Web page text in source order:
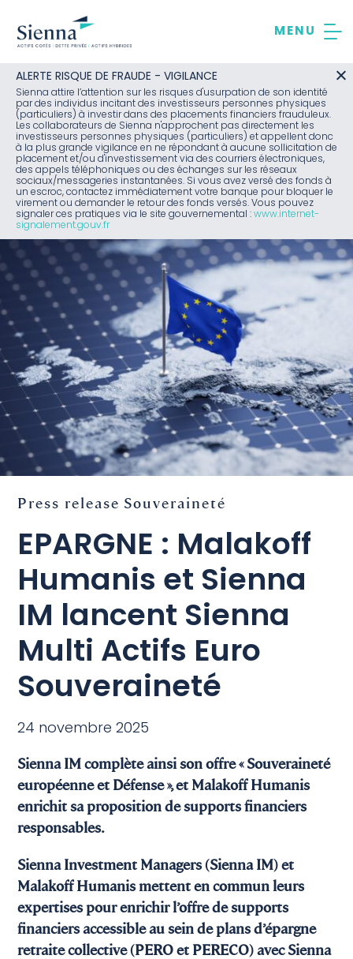
contenu
ALERTE RISQUE DE FRAUDE - VIGILANCE
Sienna attire l’attention sur les risques d'usurpation de son identité
par des individus incitant des investisseurs personnes physiques
(particuliers) à investir dans des placements financiers frauduleux.
Les collaborateurs de Sienna n'approchent pas directement les
investisseurs personnes physiques (particuliers) et appellent donc
à la plus grande vigilance en ne répondant à aucune sollicitation de
placement et/ou d'investissement via des courriers électroniques,
des appels téléphoniques ou des échanges sur les réseaux
sociaux/messageries instantanées. Si vous avez versé des fonds à
un escroc, contactez immédiatement votre banque pour bloquer le
virement ou demander le retour des fonds versés. Vous pouvez
signaler ces pratiques via le site gouvernemental : www.internet-
signalement.gouv.fr
Press release Souveraineté
EPARGNE : Malakoff
Humanis et Sienna
IM lancent Sienna
Multi Actifs Euro
Souveraineté
24 novembre 2025
Sienna IM complète ainsi son offre « Souveraineté
européenne et Défense », et Malakoff Humanis
enrichit sa proposition de supports financiers
responsables.
Sienna Investment Managers (Sienna IM) et
Malakoff Humanis mettent en commun leurs
expertises pour enrichir l’offre de supports
financiers accessible au sein de plans d’épargne
retraite collective (PERO et PERECO) avec Sienna